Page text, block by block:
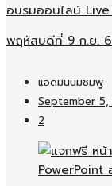
อบรมออนไลน์​
พฤหัสบดีที่ 9 ก.ย.
แอดมินนมชมพู
September 5,
2